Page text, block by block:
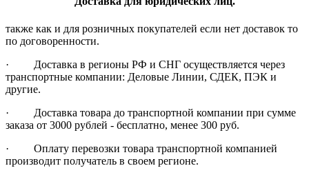
также как и для розничных покупателей если нет доставок то
по договоренности.
· Доставка в регионы РФ и СНГ осуществляется через
транспортные компании: Деловые Линии, СДЕК, ПЭК и
другие.
· Доставка товара до транспортной компании при сумме
заказа от 3000 рублей - бесплатно, менее 300 руб.
· Оплату перевозки товара транспортной компанией
производит получатель в своем регионе.